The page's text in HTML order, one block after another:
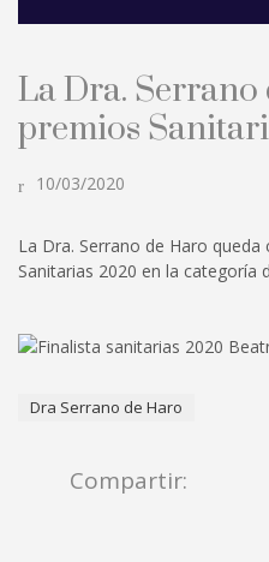
La Dra.
premios
10/03/2020
La Dra. Serrano de Haro
Sanitarias 2020 en la categoría
Dra Serrano de Haro
Compartir: